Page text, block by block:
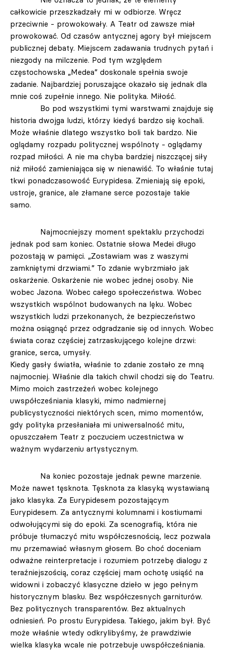
całkowicie przeszkadzały mi w odbiorze. Wręcz
przeciwnie - prowokowały. A Teatr od zawsze miał
prowokować. Od czasów antycznej agory był miejscem
publicznej debaty. Miejscem zadawania trudnych pytań i
niezgody na milczenie. Pod tym względem
częstochowska „Medea” doskonale spełnia swoje
zadanie. Najbardziej poruszające okazało się jednak dla
mnie coś zupełnie innego. Nie polityka. Miłość.
Bo pod wszystkimi tymi warstwami znajduje się
historia dwojga ludzi, którzy kiedyś bardzo się kochali.
Może właśnie dlatego wszystko boli tak bardzo. Nie
oglądamy rozpadu politycznej wspólnoty - oglądamy
rozpad miłości. A nie ma chyba bardziej niszczącej siły
niż miłość zamieniająca się w nienawiść. To właśnie tutaj
tkwi ponadczasowość Eurypidesa. Zmieniają się epoki,
ustroje, granice, ale złamane serce pozostaje takie
samo.
Najmocniejszy moment spektaklu przychodzi
jednak pod sam koniec. Ostatnie słowa Medei długo
pozostają w pamięci. „Zostawiam was z waszymi
zamkniętymi drzwiami.” To zdanie wybrzmiało jak
oskarżenie. Oskarżenie nie wobec jednej osoby. Nie
wobec Jazona. Wobec całego społeczeństwa. Wobec
wszystkich wspólnot budowanych na lęku. Wobec
wszystkich ludzi przekonanych, że bezpieczeństwo
można osiągnąć przez odgradzanie się od innych. Wobec
świata coraz częściej zatrzaskującego kolejne drzwi:
granice, serca, umysły.
Kiedy gasły światła, właśnie to zdanie zostało ze mną
najmocniej. Właśnie dla takich chwil chodzi się do Teatru.
Mimo moich zastrzeżeń wobec kolejnego
uwspółcześniania klasyki, mimo nadmiernej
publicystyczności niektórych scen, mimo momentów,
gdy polityka przesłaniała mi uniwersalność mitu,
opuszczałem Teatr z poczuciem uczestnictwa w
ważnym wydarzeniu artystycznym.
Na koniec pozostaje jednak pewne marzenie.
Może nawet tęsknota. Tęsknota za klasyką wystawianą
jako klasyka. Za Eurypidesem pozostającym
Eurypidesem. Za antycznymi kolumnami i kostiumami
odwołującymi się do epoki. Za scenografią, która nie
próbuje tłumaczyć mitu współczesnością, lecz pozwala
mu przemawiać własnym głosem. Bo choć doceniam
odważne reinterpretacje i rozumiem potrzebę dialogu z
teraźniejszością, coraz częściej mam ochotę usiąść na
widowni i zobaczyć klasyczne dzieło w jego pełnym
historycznym blasku. Bez współczesnych garniturów.
Bez politycznych transparentów. Bez aktualnych
odniesień. Po prostu Eurypidesa. Takiego, jakim był. Być
może właśnie wtedy odkrylibyśmy, że prawdziwie
wielka klasyka wcale nie potrzebuje uwspółcześniania.